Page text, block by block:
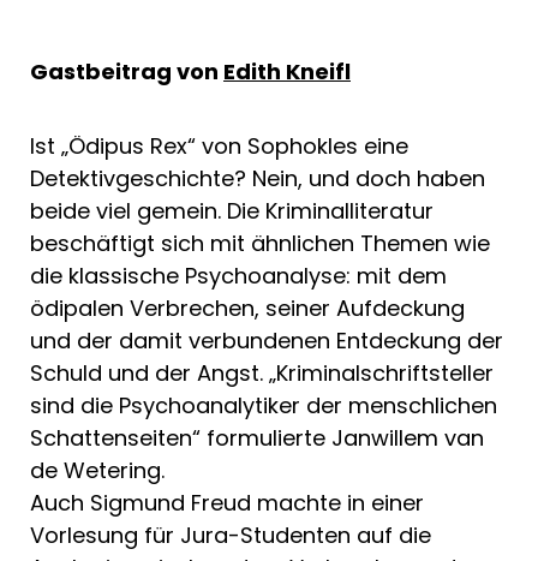
Gastbeitrag von Edith Kneifl
Ist „Ödipus Rex“ von Sophokles eine
Detektivgeschichte? Nein, und doch haben
beide viel gemein. Die Krimi­nalliteratur
beschäftigt sich mit ähnli­chen Themen wie
die klassische Psycho­analyse: mit dem
ödipalen Verbrechen, seiner Aufdeckung
und der damit ver­bundenen Entdeckung der
Schuld und der Angst. „Kriminalschriftsteller
sind die Psychoanalytiker der menschlichen
Schattenseiten“ formulierte Janwillem van
de Wetering.
Auch Sigmund Freud machte in einer
Vorlesung für Jura-Stu­denten auf die